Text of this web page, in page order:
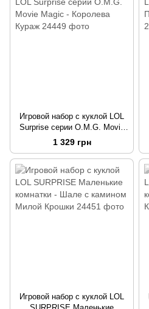
Игровой набор с куклой LOL
Surprise серии O.M.G. Movie
Magic - Королева Кураж
1 329 грн
Игровой набор с куклой LOL